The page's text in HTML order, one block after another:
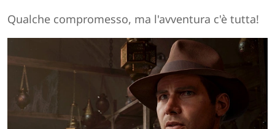
Qualche compromesso, ma l'avventura c'è tutta!